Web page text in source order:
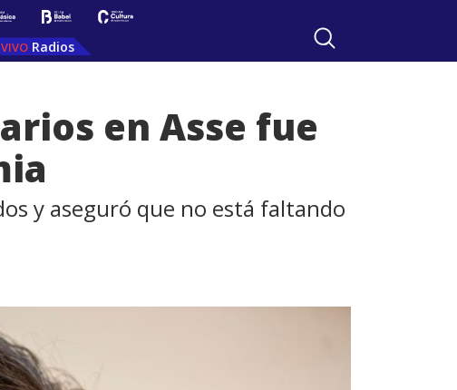
Radios
en Asse fue
y aseguró que no está faltando